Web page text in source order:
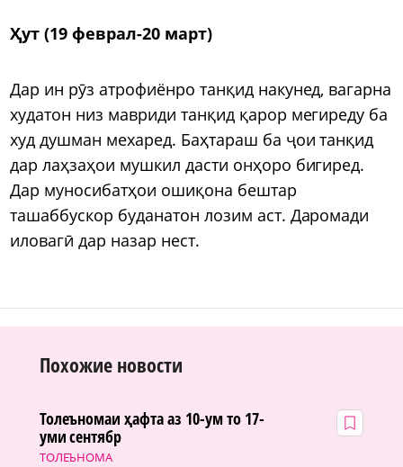
Ҳут (19 феврал-20 март)
Дар ин рӯз атрофиёнро танқид накунед, вагарна
худатон низ мавриди танқид қарор мегиреду ба
худ душман мехаред. Баҳтараш ба ҷои танқид
дар лаҳзаҳои мушкил дасти онҳоро бигиред.
Дар муносибатҳои ошиқона бештар
ташаббускор буданатон лозим аст. Даромади
иловагӣ дар назар нест.
Похожие новости
ТОЛЕЪНОМА
Толеъномаи ҳафта аз 10-ум то 17-
уми сентябр